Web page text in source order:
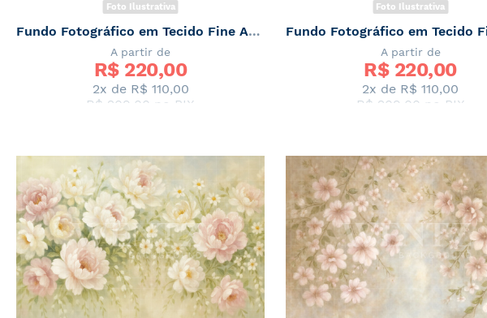
Foto Ilustrativa
Fundo Fotográfico em Tecido Fine Art Floral / Backdrop 7077
A partir de
R$ 220,00
2x de R$ 110,00
R$ 209,00 no PIX
Foto Ilustrativa
A partir de
R$ 220,00
2x de R$ 110,00
R$ 209,00 no PIX